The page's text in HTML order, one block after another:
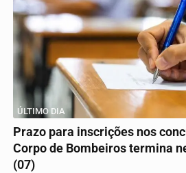
ÚLTIMO DIA
Prazo para inscrições nos
Corpo de Bombeiros termina
(07)